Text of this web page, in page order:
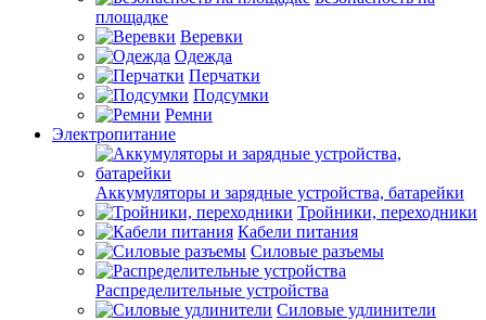
площадке
Веревки
Одежда
Перчатки
Подсумки
Ремни
Электропитание
Аккумуляторы и зарядные устройства, батарейки
Тройники, переходники
Кабели питания
Силовые разъемы
Распределительные устройства
Силовые удлинители